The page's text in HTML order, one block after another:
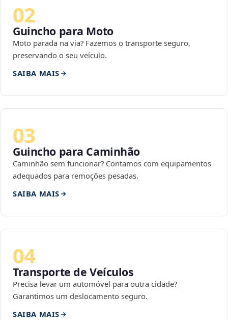
02
Guincho para Moto
Moto parada na via? Fazemos o transporte seguro,
preservando o seu veículo.
SAIBA MAIS
03
Guincho para Caminhão
Caminhão sem funcionar? Contamos com equipamentos
adequados para remoções pesadas.
SAIBA MAIS
04
Transporte de Veículos
Precisa levar um automóvel para outra cidade?
Garantimos um deslocamento seguro.
SAIBA MAIS